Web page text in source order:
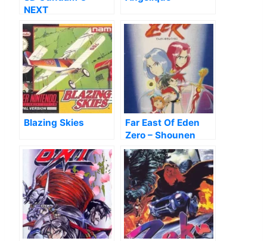
NEXT
Blazing Skies
Far East Of Eden
Zero – Shounen
Jump No Shou